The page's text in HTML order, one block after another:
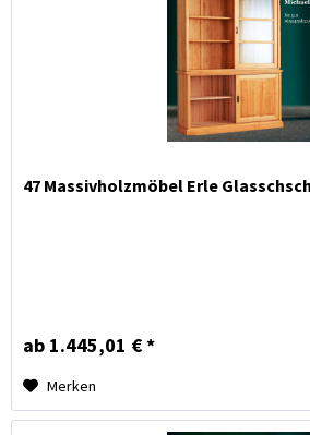
47 Massivholzmöbel Erle
ab 1.445,01 € *
Merken